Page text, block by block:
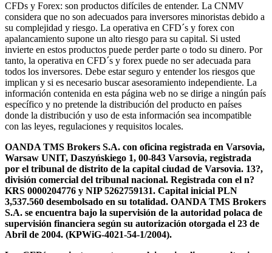
CFDs y Forex: son productos difíciles de entender. La CNMV
considera que no son adecuados para inversores minoristas debido a
su complejidad y riesgo. La operativa en CFD´s y forex con
apalancamiento supone un alto riesgo para su capital. Si usted
invierte en estos productos puede perder parte o todo su dinero. Por
tanto, la operativa en CFD´s y forex puede no ser adecuada para
todos los inversores. Debe estar seguro y entender los riesgos que
implican y si es necesario buscar asesoramiento independiente. La
información contenida en esta página web no se dirige a ningún país
específico y no pretende la distribución del producto en países
donde la distribución y uso de esta información sea incompatible
con las leyes, regulaciones y requisitos locales.
OANDA TMS Brokers S.A. con oficina registrada en Varsovia,
Warsaw UNIT, Daszyńskiego 1, 00-843 Varsovia, registrada
por el tribunal de distrito de la capital ciudad de Varsovia. 13?,
división comercial del tribunal nacional. Registrada con el n?
KRS 0000204776 y NIP 5262759131. Capital inicial PLN
3,537.560 desembolsado en su totalidad. OANDA TMS Brokers
S.A. se encuentra bajo la supervisión de la autoridad polaca de
supervisión financiera según su autorización otorgada el 23 de
Abril de 2004. (KPWiG-4021-54-1/2004).